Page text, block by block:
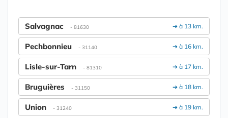
➔ à 13 km.
Salvagnac - 81630
➔ à 16 km.
Pechbonnieu - 31140
➔ à 17 km.
Lisle-sur-Tarn - 81310
➔ à 18 km.
Bruguières - 31150
➔ à 19 km.
Union - 31240